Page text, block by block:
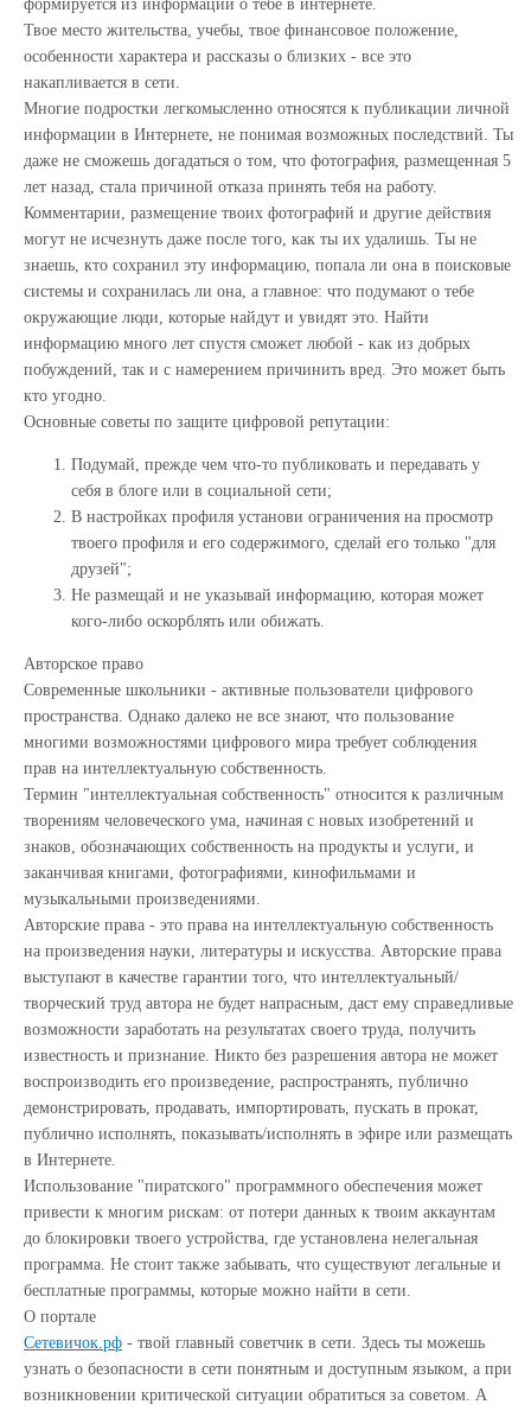
формируется из информации о тебе в интернете.
Твое место жительства, учебы, твое финансовое положение,
особенности характера и рассказы о близких - все это
накапливается в сети.
Многие подростки легкомысленно относятся к публикации личной
информации в Интернете, не понимая возможных последствий. Ты
даже не сможешь догадаться о том, что фотография, размещенная 5
лет назад, стала причиной отказа принять тебя на работу.
Комментарии, размещение твоих фотографий и другие действия
могут не исчезнуть даже после того, как ты их удалишь. Ты не
знаешь, кто сохранил эту информацию, попала ли она в поисковые
системы и сохранилась ли она, а главное: что подумают о тебе
окружающие люди, которые найдут и увидят это. Найти
информацию много лет спустя сможет любой - как из добрых
побуждений, так и с намерением причинить вред. Это может быть
кто угодно.
Основные советы по защите цифровой репутации:
Подумай, прежде чем что-то публиковать и передавать у
себя в блоге или в социальной сети;
В настройках профиля установи ограничения на просмотр
твоего профиля и его содержимого, сделай его только "для
друзей";
Не размещай и не указывай информацию, которая может
кого-либо оскорблять или обижать.
Авторское право
Современные школьники - активные пользователи цифрового
пространства. Однако далеко не все знают, что пользование
многими возможностями цифрового мира требует соблюдения
прав на интеллектуальную собственность.
Термин "интеллектуальная собственность" относится к различным
творениям человеческого ума, начиная с новых изобретений и
знаков, обозначающих собственность на продукты и услуги, и
заканчивая книгами, фотографиями, кинофильмами и
музыкальными произведениями.
Авторские права - это права на интеллектуальную собственность
на произведения науки, литературы и искусства. Авторские права
выступают в качестве гарантии того, что интеллектуальный/
творческий труд автора не будет напрасным, даст ему справедливые
возможности заработать на результатах своего труда, получить
известность и признание. Никто без разрешения автора не может
воспроизводить его произведение, распространять, публично
демонстрировать, продавать, импортировать, пускать в прокат,
публично исполнять, показывать/исполнять в эфире или размещать
в Интернете.
Использование "пиратского" программного обеспечения может
привести к многим рискам: от потери данных к твоим аккаунтам
до блокировки твоего устройства, где установлена нелегальная
программа. Не стоит также забывать, что существуют легальные и
бесплатные программы, которые можно найти в сети.
О портале
Сетевичок.рф - твой главный советчик в сети. Здесь ты можешь
узнать о безопасности в сети понятным и доступным языком, а при
возникновении критической ситуации обратиться за советом. А